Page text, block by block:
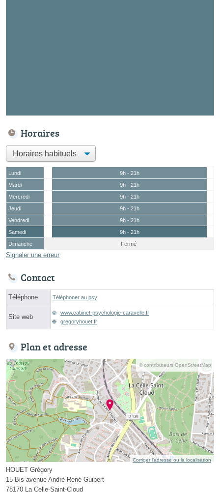
Horaires
Lundi
9h - 21h
Mardi
9h - 21h
Mercredi
9h - 21h
Jeudi
9h - 21h
Vendredi
9h - 21h
Samedi
9h - 21h
Dimanche
Fermé
Signaler une erreur
Contact
Téléphone Téléphoner au psy
Site web
www.cabinet-psychologie-caravelle.fr
gregoryhouet.fr
Plan et adresse
© contributeurs OpenStreetMap
Corriger l’adresse ou la localisation
HOUET Grégory
15 Bis avenue André René Guibert
78170 La Celle-Saint-Cloud